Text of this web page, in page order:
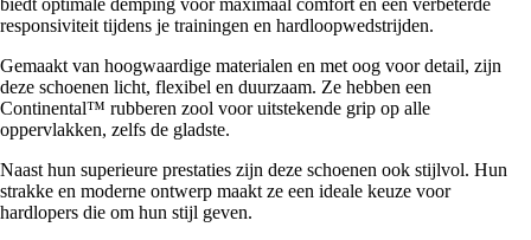
responsiviteit tijdens je trainingen en hardloopwedstrijden.
Gemaakt van hoogwaardige materialen en met oog voor detail, zijn
deze schoenen licht, flexibel en duurzaam. Ze hebben een
Continental™ rubberen zool voor uitstekende grip op alle
oppervlakken, zelfs de gladste.
Naast hun superieure prestaties zijn deze schoenen ook stijlvol. Hun
strakke en moderne ontwerp maakt ze een ideale keuze voor
hardlopers die om hun stijl geven.